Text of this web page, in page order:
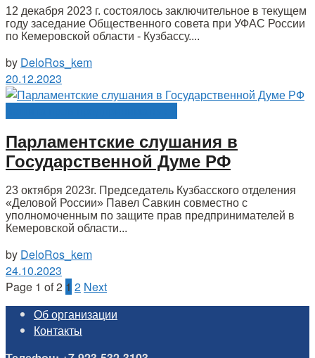
12 декабря 2023 г. состоялось заключительное в текущем
году заседание Общественного совета при УФАС России
по Кемеровской области - Кузбассу....
by DeloRos_kem
20.12.2023
Парламентские слушания в
Государственной Думе РФ
23 октября 2023г. Председатель Кузбасского отделения
«Деловой России» Павел Савкин совместно с
уполномоченным по защите прав предпринимателей в
Кемеровской области...
by DeloRos_kem
24.10.2023
Page 1 of 2 1 2 Next
Об организации
Контакты